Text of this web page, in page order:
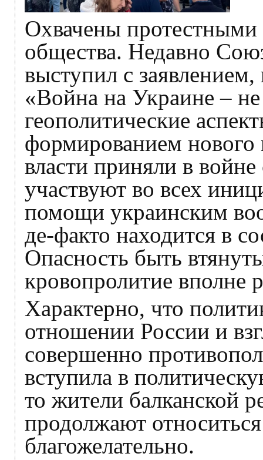
Охвачены протестными
общества. Недавно
выступил с
«Война на Украине –
геополитические
формированием
власти приняли в
участвуют во всех
помощи украинским
де-факто находится в
Опасность быть
кровопролитие вполне
Характерно, что
отношении России и
совершенно
вступила в
то жители балканской
продолжают
благожелательно.